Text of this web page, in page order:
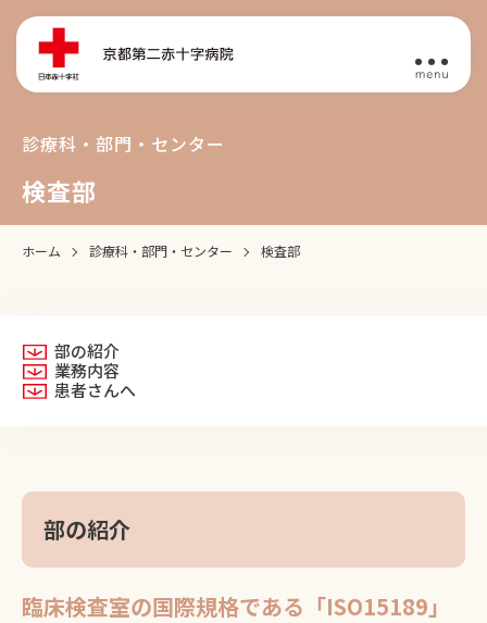
診療科・部門・センター
検査部
ホーム 診療科・部門・センター 検査部
部の紹介
業務内容
患者さんへ
部の紹介
臨床検査室の国際規格である「ISO15189」